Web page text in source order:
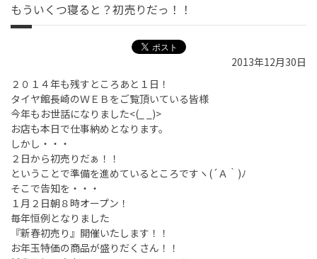
もういくつ寝ると？初売りだっ！！
2013年12月30日
２０１４年も残すところあと１日！
タイヤ館長崎のＷＥＢをご覧頂いている皆様
今年もお世話になりました<(_ _)>
お店も本日で仕事納めとなります。
しかし・・・
２日から初売りだぁ！！
ということで準備を進めているところですヽ(´Ａ｀)ﾉ
そこで告知を・・・
１月２日朝８時オープン！
毎年恒例となりました
『新春初売り』開催いたします！！
お年玉特価の商品が盛りだくさん！！